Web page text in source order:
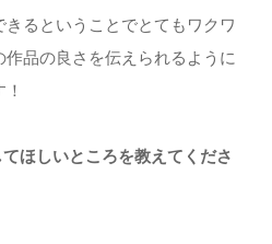
るということでとてもワクワ
品の良さを伝えられるように
ほしいところを教えてくださ